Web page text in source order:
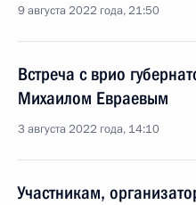
9 августа 2022 года, 21:50
Встреча с врио
Михаилом Евраевым
3 августа 2022 года, 14:10
Участникам,